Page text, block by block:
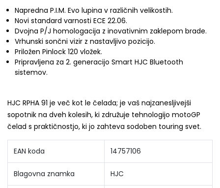
Napredna P.I.M. Evo lupina v različnih velikostih.
Novi standard varnosti ECE 22.06.
Dvojna P/J homologacija z inovativnim zaklepom brade.
Vrhunski sončni vizir z nastavljivo pozicijo.
Priložen Pinlock 120 vložek.
Pripravljena za 2. generacijo Smart HJC Bluetooth
sistemov.
HJC RPHA 91 je več kot le čelada; je vaš najzanesljivejši
sopotnik na dveh kolesih, ki združuje tehnologijo motoGP
čelad s praktičnostjo, ki jo zahteva sodoben touring svet.
EAN koda 14757106
Blagovna znamka HJC